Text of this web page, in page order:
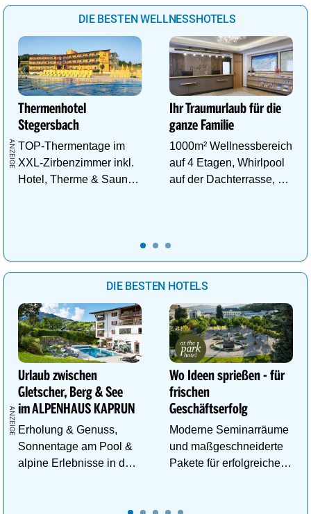
DIE BESTEN WELLNESSHOTELS
Thermenhotel
Stegersbach
TOP-Thermentage im
XXL-Zirbenzimmer inkl.
Hotel, Therme & Sauna
Ihr Traumurlaub für die
ganze Familie
1000m² Wellnessbereich
auf 4 Etagen, Whirlpool
auf der Dachterrasse, 4
DIE BESTEN HOTELS
Urlaub zwischen
Gletscher, Berg & See
im ALPENHAUS KAPRUN
Erholung & Genuss,
Sonnentage am Pool &
alpine Erlebnisse in den
Wo Ideen sprießen - für
frischen
Geschäftserfolg
Moderne Seminarräume
und maßgeschneiderte
Pakete für erfolgreiche